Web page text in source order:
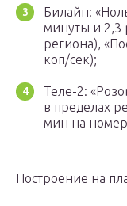
Билайн:
минуты и 2,3
региона),
коп/сек);
Теле-2:
в пределах
мин на
Построение на